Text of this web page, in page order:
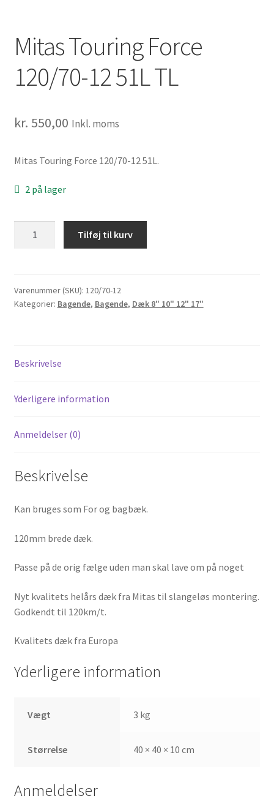
Mitas Touring Force
120/70-12 51L TL
kr. 550,00 Inkl. moms
Mitas Touring Force 120/70-12 51L.
2 på lager
12
51L
Tilføj til kurv
Varenummer (SKU): 120/70-12
Kategorier: Bagende, Bagende, Dæk 8" 10" 12" 17"
Beskrivelse
Yderligere information
Anmeldelser (0)
Beskrivelse
Kan bruges som For og bagbæk.
120mm brede dæk.
Passe på de orig fælge uden man skal lave om på noget
Nyt kvalitets helårs dæk fra Mitas til slangeløs montering.
Godkendt til 120km/t.
Kvalitets dæk fra Europa
Yderligere information
Vægt 3 kg
Størrelse 40 × 40 × 10 cm
Anmeldelser